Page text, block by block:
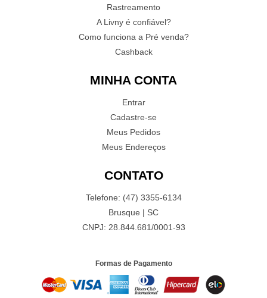
Rastreamento
A Livny é confiável?
Como funciona a Pré venda?
Cashback
MINHA CONTA
Entrar
Cadastre-se
Meus Pedidos
Meus Endereços
CONTATO
Telefone: (47) 3355-6134
Brusque | SC
CNPJ: 28.844.681/0001-93
Formas de Pagamento